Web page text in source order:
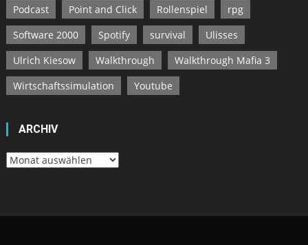
Podcast
Point and Click Rollenspiel
rpg
Software 2000
Spotify survival
Ulisses
Ulrich Kiesow
Walkthrough
Walkthrough Mafia 3
Wirtschaftssimulation
Youtube
ARCHIV
Archiv